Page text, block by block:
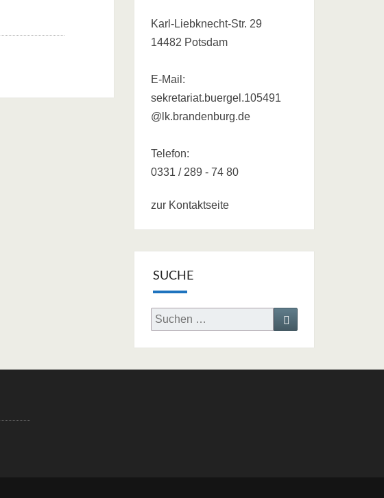
Karl-Liebknecht-Str. 29
14482 Potsdam
E-Mail:
sekretariat.buergel.105491
@lk.brandenburg.de
Telefon:
0331 / 289 - 74 80
zur Kontaktseite
SUCHE
Search
for:
Search